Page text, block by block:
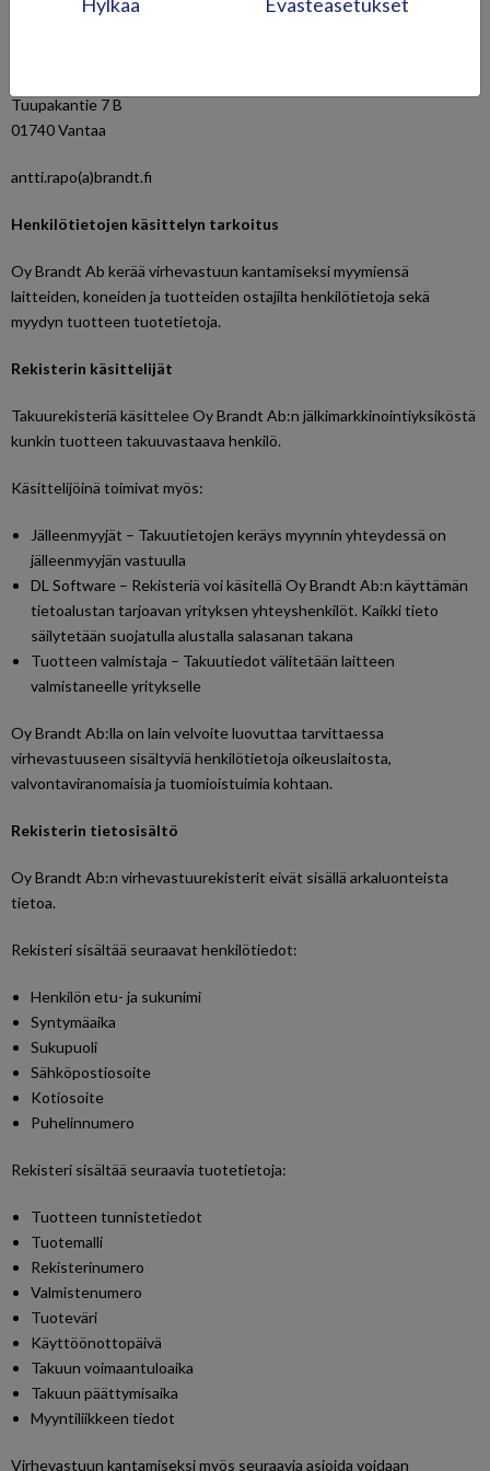
Yhteyshenkilö rekisteriä koskevassa asiassa:
Tuupakantie 7 B
01740 Vantaa
antti.rapo(a)brandt.fi
Henkilötietojen käsittelyn tarkoitus
Oy Brandt Ab kerää virhevastuun kantamiseksi myymiensä
laitteiden, koneiden ja tuotteiden ostajilta henkilötietoja sekä
myydyn tuotteen tuotetietoja.
Rekisterin käsittelijät
Takuurekisteriä käsittelee Oy Brandt Ab:n jälkimarkkinointiyksiköstä
kunkin tuotteen takuuvastaava henkilö.
Käsittelijöinä toimivat myös:
Jälleenmyyjät – Takuutietojen keräys myynnin yhteydessä on
jälleenmyyjän vastuulla
DL Software – Rekisteriä voi käsitellä Oy Brandt Ab:n käyttämän
tietoalustan tarjoavan yrityksen yhteyshenkilöt. Kaikki tieto
säilytetään suojatulla alustalla salasanan takana
Tuotteen valmistaja – Takuutiedot välitetään laitteen
valmistaneelle yritykselle
Oy Brandt Ab:lla on lain velvoite luovuttaa tarvittaessa
virhevastuuseen sisältyviä henkilötietoja oikeuslaitosta,
valvontaviranomaisia ja tuomioistuimia kohtaan.
Rekisterin tietosisältö
Oy Brandt Ab:n virhevastuurekisterit eivät sisällä arkaluonteista
tietoa.
Rekisteri sisältää seuraavat henkilötiedot:
Henkilön etu- ja sukunimi
Syntymäaika
Sukupuoli
Sähköpostiosoite
Kotiosoite
Puhelinnumero
Rekisteri sisältää seuraavia tuotetietoja:
Tuotteen tunnistetiedot
Tuotemalli
Rekisterinumero
Valmistenumero
Tuoteväri
Käyttöönottopäivä
Takuun voimaantuloaika
Takuun päättymisaika
Myyntiliikkeen tiedot
Virhevastuun kantamiseksi myös seuraavia asioida voidaan